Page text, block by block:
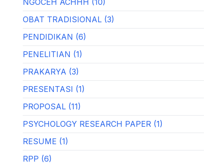
OBAT TRADISIONAL (3)
PENDIDIKAN (6)
PENELITIAN (1)
PRAKARYA (3)
PRESENTASI (1)
PROPOSAL (11)
PSYCHOLOGY RESEARCH PAPER (1)
RESUME (1)
RPP (6)